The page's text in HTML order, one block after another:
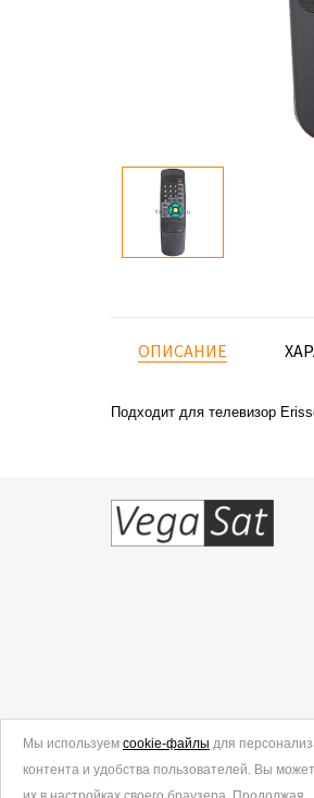
ОПИСАНИЕ
Подходит для телевизор
© 2006-2026.
Все права защищены.
Мы используем cookie-файлы для
контента и удобства пользователей. Вы